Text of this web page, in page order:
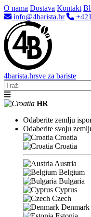
O nama Dostava Kontakt
info@4barista.hr
4barista.hrsve za bariste
HR
Odaberite zemlju
Odaberite svoju
Croatia
Croatia
Austria
Belgium
Bulgaria
Cyprus
Czech
Denmark